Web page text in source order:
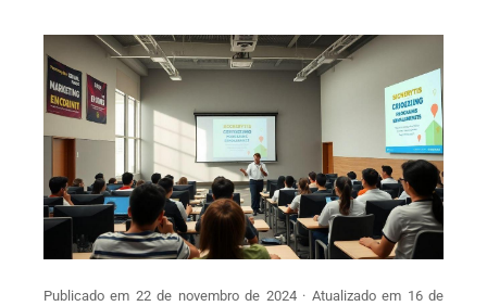
Publicado em 22 de novembro de 2024 · Atualizado em 16 de